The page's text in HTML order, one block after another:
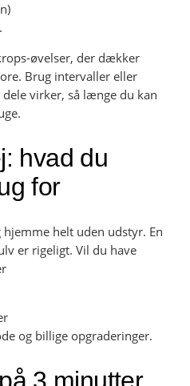
øvelser, der dækker
Brug intervaller eller
virker, så længe du kan
hvad du
for
helt uden udstyr. En
er rigeligt. Vil du have
og billige opgraderinger.